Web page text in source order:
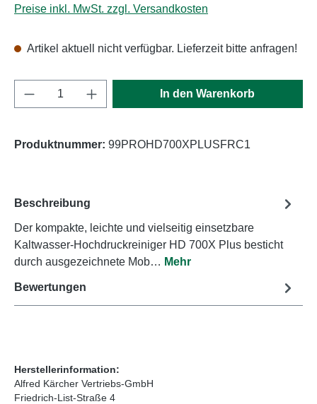
Preise inkl. MwSt. zzgl. Versandkosten
Artikel aktuell nicht verfügbar. Lieferzeit bitte anfragen!
Produkt Anzahl: Gib den gewünschten
In den Warenkorb
Produktnummer: 99PROHD700XPLUSFRC1
Beschreibung
Der kompakte, leichte und vielseitig einsetzbare
Kaltwasser-Hochdruckreiniger HD 700X Plus besticht
durch ausgezeichnete Mob… Mehr
Bewertungen
Herstellerinformation:
Alfred Kärcher Vertriebs-GmbH
Friedrich-List-Straße 4